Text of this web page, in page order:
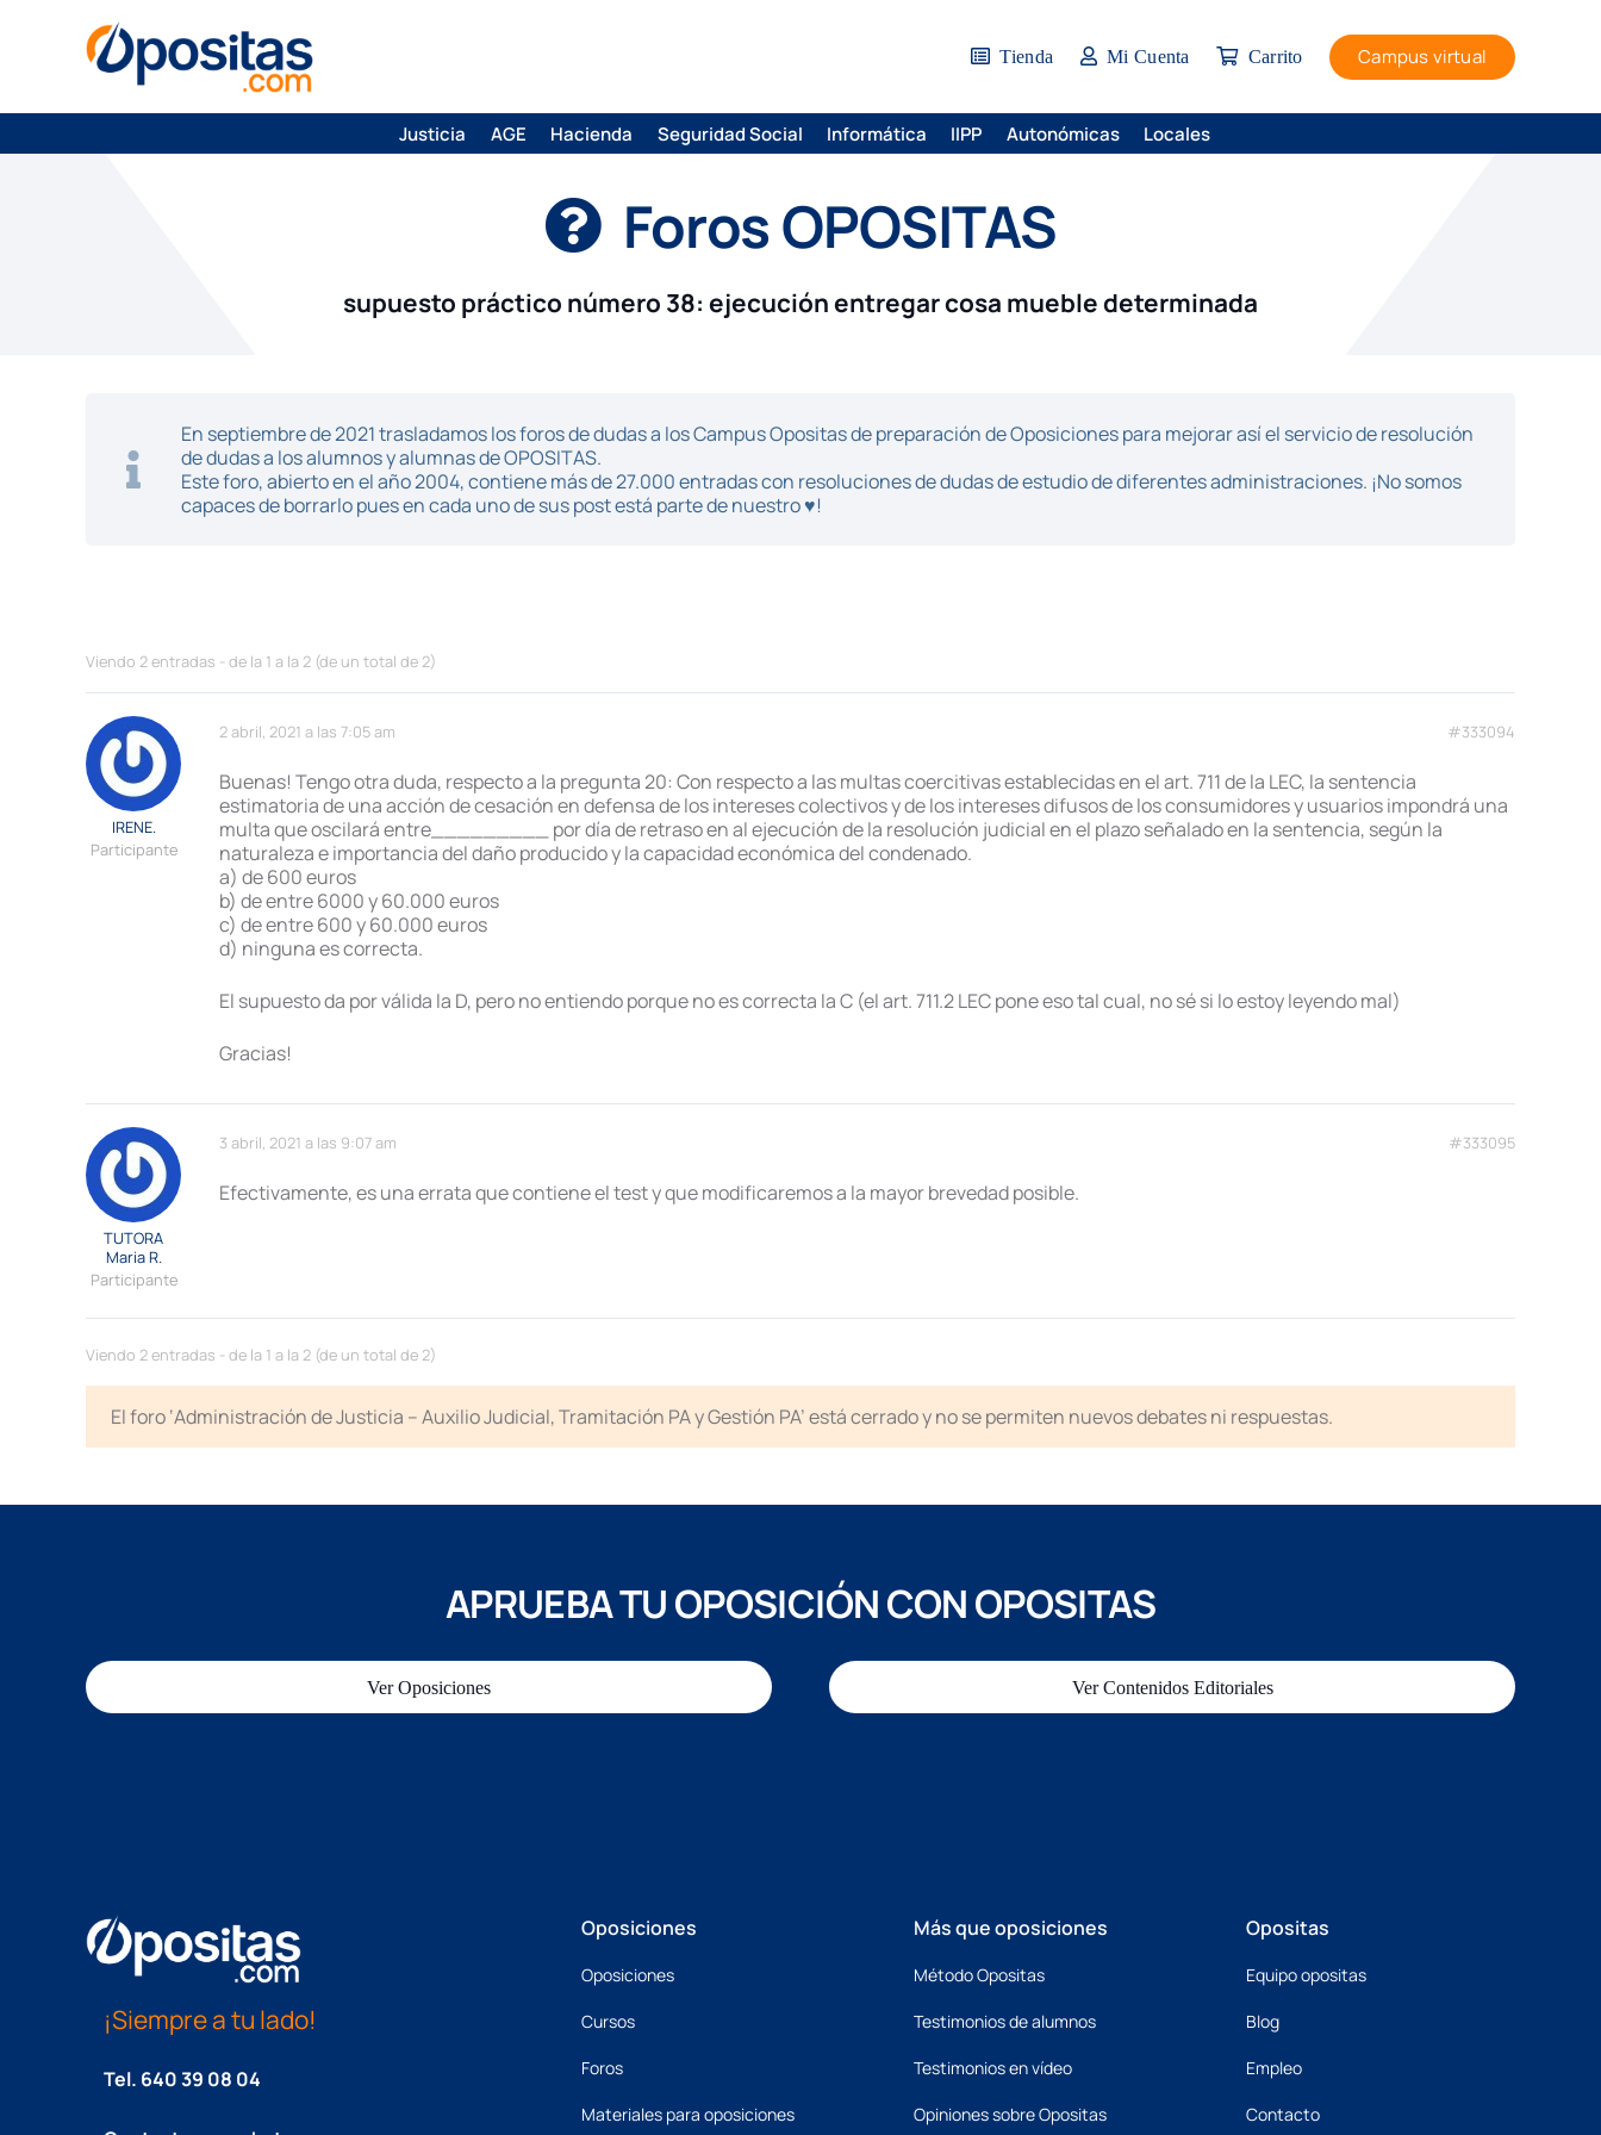
Tienda Mi Cuenta Carrito Campus virtual
Justicia AGE Hacienda Seguridad Social Informática IIPP Autonómicas Locales
Foros OPOSITAS
supuesto práctico número 38: ejecución entregar cosa mueble determinada
En septiembre de 2021 trasladamos los foros de dudas a los Campus Opositas de preparación de Oposiciones para mejorar así el servicio de resolución
de dudas a los alumnos y alumnas de OPOSITAS.
Este foro, abierto en el año 2004, contiene más de 27.000 entradas con resoluciones de dudas de estudio de diferentes administraciones. ¡No somos
capaces de borrarlo pues en cada uno de sus post está parte de nuestro ♥!
Viendo 2 entradas - de la 1 a la 2 (de un total de 2)
2 abril, 2021 a las 7:05 am #333094
IRENE.
Participante
Buenas! Tengo otra duda, respecto a la pregunta 20: Con respecto a las multas coercitivas establecidas en el art. 711 de la LEC, la sentencia
estimatoria de una acción de cesación en defensa de los intereses colectivos y de los intereses difusos de los consumidores y usuarios impondrá una
multa que oscilará entre_________ por día de retraso en al ejecución de la resolución judicial en el plazo señalado en la sentencia, según la
naturaleza e importancia del daño producido y la capacidad económica del condenado.
a) de 600 euros
b) de entre 6000 y 60.000 euros
c) de entre 600 y 60.000 euros
d) ninguna es correcta.
El supuesto da por válida la D, pero no entiendo porque no es correcta la C (el art. 711.2 LEC pone eso tal cual, no sé si lo estoy leyendo mal)
Gracias!
3 abril, 2021 a las 9:07 am #333095
TUTORA
Maria R.
Participante
Efectivamente, es una errata que contiene el test y que modificaremos a la mayor brevedad posible.
Viendo 2 entradas - de la 1 a la 2 (de un total de 2)
El foro ‘Administración de Justicia – Auxilio Judicial, Tramitación PA y Gestión PA’ está cerrado y no se permiten nuevos debates ni respuestas.
APRUEBA TU OPOSICIÓN CON OPOSITAS
Ver Oposiciones Ver Contenidos Editoriales
¡Siempre a tu lado!
Tel. 640 39 08 04
Oposiciones
Oposiciones
Cursos
Foros
Materiales para oposiciones
Más que oposiciones
Método Opositas
Testimonios de alumnos
Testimonios en vídeo
Opiniones sobre Opositas
Opositas
Equipo opositas
Blog
Empleo
Contacto